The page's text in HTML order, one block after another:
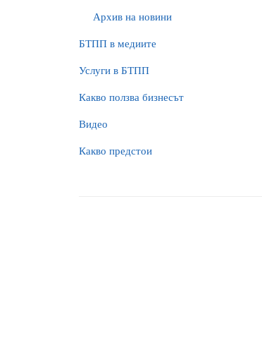
Архив на новини
БTПП в медиите
Услуги в БТПП
Какво ползва бизнесът
Видео
Какво предстои